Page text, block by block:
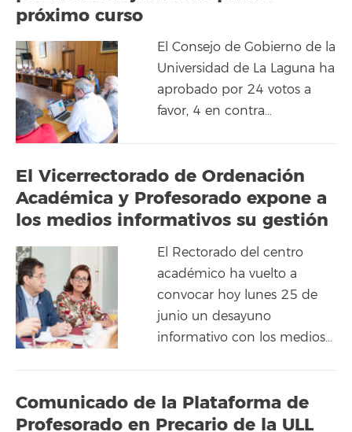
próximo curso
El Consejo de Gobierno de la
Universidad de La Laguna ha
aprobado por 24 votos a
favor, 4 en contra…
El Vicerrectorado de Ordenación
Académica y Profesorado expone a
los medios informativos su gestión
El Rectorado del centro
académico ha vuelto a
convocar hoy lunes 25 de
junio un desayuno
informativo con los medios…
Comunicado de la Plataforma de
Profesorado en Precario de la ULL